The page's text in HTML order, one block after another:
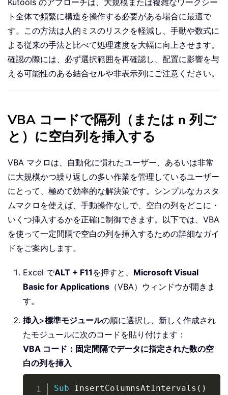
Kutools のアプローチは、大規模または複雑なワークシー
ト全体で頻繁に構造を操作する必要がある場合に最適で
す。この方法は人的ミスのリスクを軽減し、手動や数式に
よる従来の手法と比べて処理速度を大幅に向上させます。
確認の際には、必ず選択範囲を再確認し、配置に影響を与
える可能性のある結合セルや非表示列にご注意ください。
VBA コードで隔列（または n 列ご
と）に空白列を挿入する
VBA マクロは、自動化に慣れたユーザー、あるいは非常
に大規模かつ繰り返しの多い作業を管理しているユーザー
にとって、極めて効率的な解決策です。シンプルなカスタ
ムマクロを使えば、手動操作なしで、空白の列をどこに・
いくつ挿入するかを正確に制御できます。以下では、VBA
を使って一定間隔で空白の列を挿入するための詳細なガイ
ドをご案内します。
Excel でALT + F11 を押すと、 Microsoft Visual
Basic for Applications （VBA）ウィンドウが開きま
す。
挿入>標準モジュールの順に選択し、新しく作成され
たモジュールに次のコードを貼り付けます：
VBA コード：固定間隔でデータに指定された数の空
白の列を挿入
Sub InsertColumnsAtIntervals ( )
Copy